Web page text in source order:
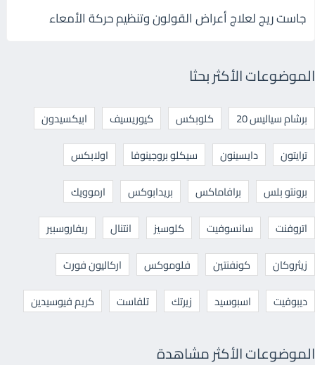
جاست ريج لعلاج أعراض القولون وتنظيم حركة الأمعاء
الموضوعات الأكثر بحثا
برشام سياليس 20 كلوبكس كيوريسيف
ابيكسيدون
ترايتون
دايسينون سيكلو بروجينوفا
اولابكس
برونتو بلس
برافاماكس بريدابوكس
ارموويك
اتروفنت
سانسوفيت كلوسيز انتنال
ريفاروسبير
زيثروكان
كونفنتين فلوموكس
اركاليون فورت
ديبوفيت
اسبوسيد زيرتك تلفاست كريم فيوسيدين
الموضوعات الأكثر مشاهدة